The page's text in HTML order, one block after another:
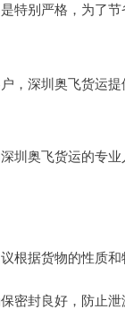
别严格，为了节
，深圳奥飞货运
奥飞货运的专业
据货物的性质
密封良好，防止泄